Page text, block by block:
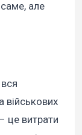
але
військових
це витрати